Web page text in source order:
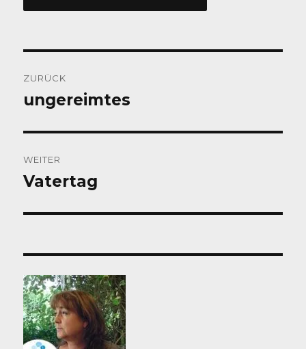
ZURÜCK
Vorheriger
ungereimtes
WEITER
Nächster
Vatertag